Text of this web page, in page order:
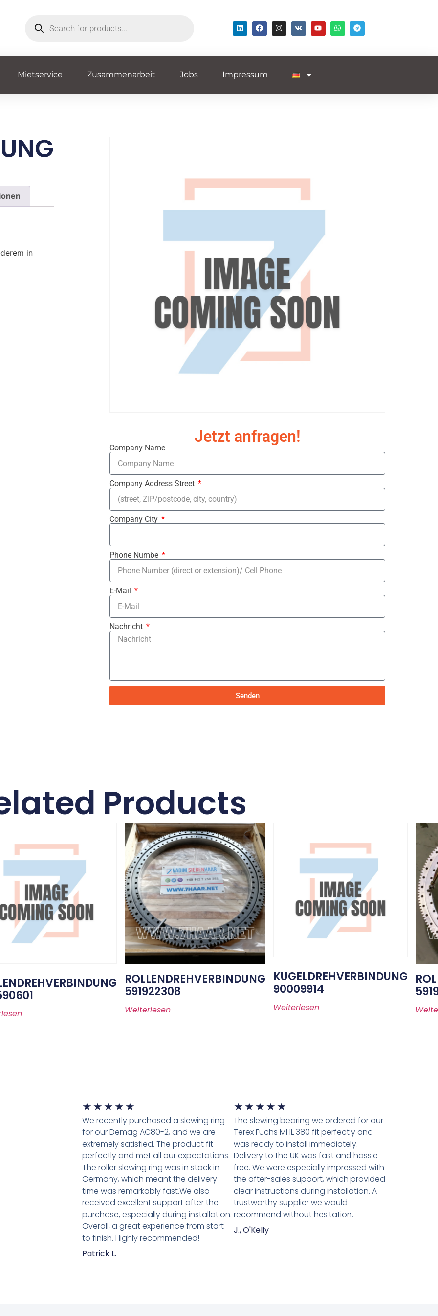
Mietservice Zusammenarbeit Jobs Impressum
in
Jetzt anfragen!
Company Name
Company Address Street
Company City
Phone Numbe
E-Mail
Nachricht
Senden
Products
ROLLENDREHVERBINDUNG
591922308
Weiterlesen
KUGELDREHVERBINDUNG
90009914
Weiterlesen
★ ★ ★ ★ ★
We recently purchased a slewing ring
for our Demag AC80-2, and we are
extremely satisfied. The product fit
perfectly and met all our expectations.
The roller slewing ring was in stock in
Germany, which meant the delivery
time was remarkably fast.We also
received excellent support after the
purchase, especially during installation.
Overall, a great experience from start
to finish. Highly recommended!
Patrick L.
★ ★ ★ ★ ★
The slewing bearing we ordered for our
Terex Fuchs MHL 380 fit perfectly and
was ready to install immediately.
Delivery to the UK was fast and hassle-
free. We were especially impressed with
the after-sales support, which provided
clear instructions during installation. A
trustworthy supplier we would
recommend without hesitation.
J., O'Kelly